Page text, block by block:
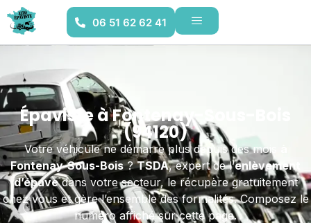
06 51 62 62 41
Épaviste à Fontenay-Sous-Bois
(94120)
Votre véhicule ne démarre plus depuis des mois
Fontenay-Sous-Bois?TSDA, expert de l’enlèvement
d’épavedans votre secteur, le récupère gratuitement
chez vous et gère l’ensemble des formalités. Composez le
numéro affiché sur cette page.